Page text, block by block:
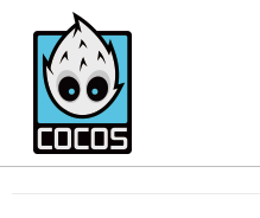
【深圳】招聘
招聘